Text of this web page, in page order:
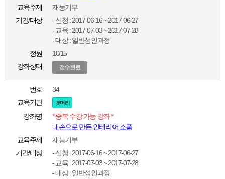
교육주제
재능기부
기간/대상
- 신청 : 2017-06-16 ~ 2017-06-27
- 교육 : 2017-07-03 ~ 2017-07-28
- 대상 : 일반성인과정
정원
10/15
강좌상태
접수완료
번호
34
교육기관
뱃머리
강좌명
* 중복 수강 가능 강좌 *
내손으로 만든 인테리어 소품
교육주제
재능기부
기간/대상
- 신청 : 2017-06-16 ~ 2017-06-27
- 교육 : 2017-07-03 ~ 2017-07-28
- 대상 : 일반성인과정